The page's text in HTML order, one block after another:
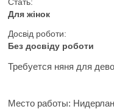
Для жінок
Досвід роботи:
Без досвіду роботи
Требуется няня для
Место работы: